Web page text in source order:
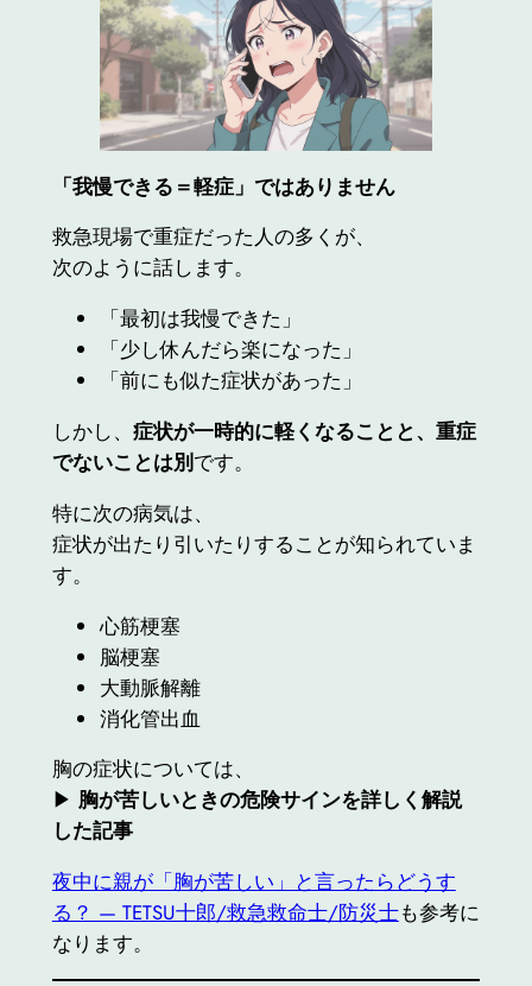
「我慢できる＝軽症」ではありません
救急現場で重症だった人の多くが、
次のように話します。
「最初は我慢できた」
「少し休んだら楽になった」
「前にも似た症状があった」
しかし、 症状が一時的に軽くなることと、重症
でないことは別です。
特に次の病気は、
症状が出たり引いたりすることが知られていま
す。
心筋梗塞
脳梗塞
大動脈解離
消化管出血
胸の症状については、
▶︎ 胸が苦しいときの危険サインを詳しく解説
した記事
夜中に親が「胸が苦しい」と言ったらどうす
る？ — TETSU十郎/救急救命士/防災士も参考に
なります。